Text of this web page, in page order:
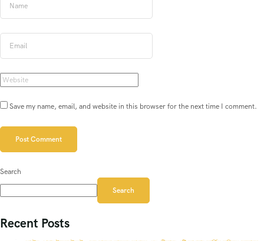
Save my name, email, and website in this browser for the next time I comment.
Search
Search
Recent Posts